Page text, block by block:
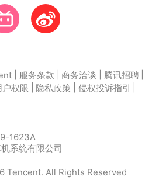
服务条款 商务洽谈 腾讯招聘
户权限 隐私政策 侵权投诉指引
1623A
系统有限公司
Tencent. All Rights Reserved